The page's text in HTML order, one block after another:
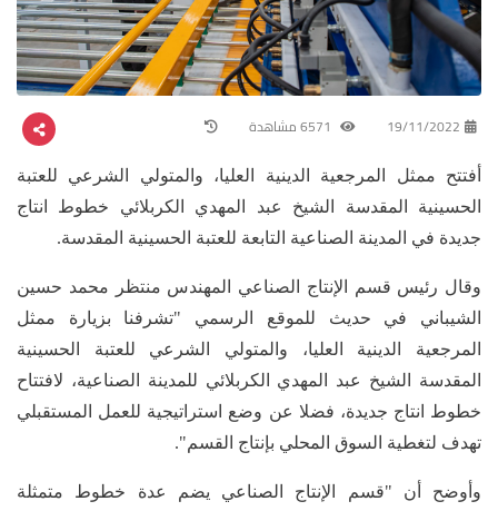
19/11/2022
أفتتح ممثل المرجعية الدينية العليا، والمتولي الشرعي للعتبة
الحسينية المقدسة الشيخ عبد المهدي الكربلائي خطوط انتاج
جديدة في المدينة الصناعية التابعة للعتبة الحسينية المقدسة.
وقال رئيس قسم الإنتاج الصناعي المهندس منتظر محمد حسين
الشيباني في حديث للموقع الرسمي "تشرفنا بزيارة ممثل
المرجعية الدينية العليا، والمتولي الشرعي للعتبة الحسينية
المقدسة الشيخ عبد المهدي الكربلائي للمدينة الصناعية، لافتتاح
خطوط انتاج جديدة، فضلا عن وضع استراتيجية للعمل المستقبلي
تهدف لتغطية السوق المحلي بإنتاج القسم".
وأوضح أن "قسم الإنتاج الصناعي يضم عدة خطوط متمثلة